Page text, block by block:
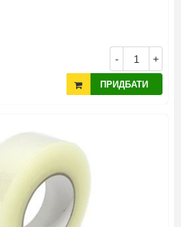
- +
ПРИДБАТИ